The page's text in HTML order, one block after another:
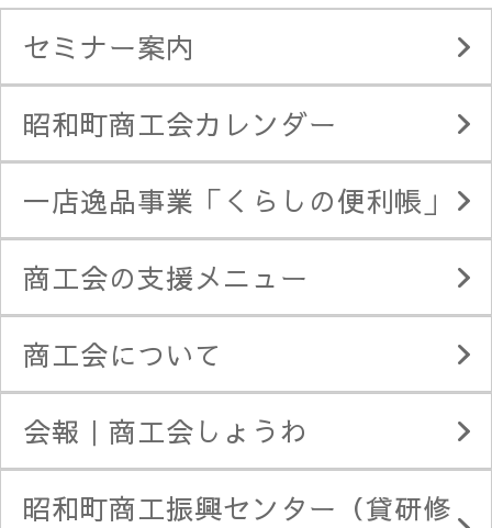
セミナー案内
昭和町商工会カレンダー
一店逸品事業「くらしの便利帳」
商工会の支援メニュー
商工会について
会報｜商工会しょうわ
昭和町商工振興センター（貸研修